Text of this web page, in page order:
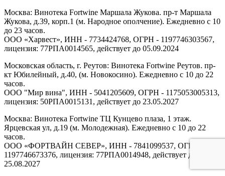
Москва: Винотека Fortwine Маршала Жукова. пр-т Маршала
Жукова, д.39, корп.1 (м. Народное ополчение). Ежедневно с 10
до 23 часов.
ООО «Харвест», ИНН - 7734424768, ОГРН - 1197746303567,
лицензия: 77РПА0014565, действует до 05.09.2024
Московская область, г. Реутов: Винотека Fortwine Реутов. пр-
кт Юбилейный, д.40, (м. Новокосино). Ежедневно с 10 до 22
часов.
ООО "Мир вина", ИНН - 5041205609, ОГРН - 1175053005313,
лицензия: 50РПА0015131, действует до 23.05.2027
Москва: Винотека Fortwine ТЦ Кунцево плаза, 1 этаж.
Ярцевская ул, д.19 (м. Молодежная). Ежедневно с 10 до 22
часов.
ООО «ФОРТВАЙН СЕВЕР», ИНН - 7841099537, ОГРН -
1197746673376, лицензия: 77РПА0014948, действует до
25.08.2027